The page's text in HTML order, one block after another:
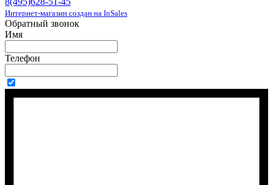
Интернет-магазин создан на InSales
Обратный звонок
Имя
Телефон